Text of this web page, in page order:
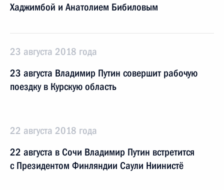
Хаджимбой и Анатолием Бибиловым
23 августа 2018 года
23 августа Владимир Путин совершит рабочую
поездку в Курскую область
22 августа 2018 года
22 августа в Сочи Владимир Путин встретится
с Президентом Финляндии Саули Ниинистё